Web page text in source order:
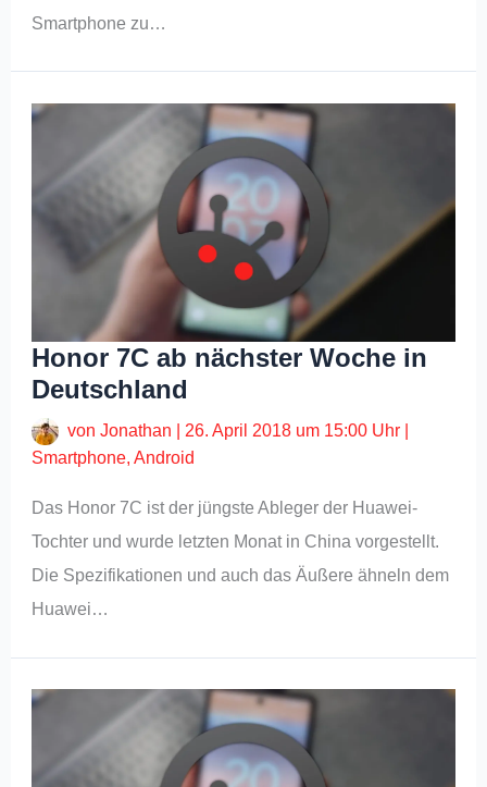
Smartphone zu…
Honor 7C ab nächster Woche in
Deutschland
vonJonathan 26. April 2018 um 15:00 Uhr
Smartphone,Android
Das Honor 7C ist der jüngste Ableger der Huawei-
Tochter und wurde letzten Monat in China vorgestellt.
Die Spezifikationen und auch das Äußere ähneln dem
Huawei…